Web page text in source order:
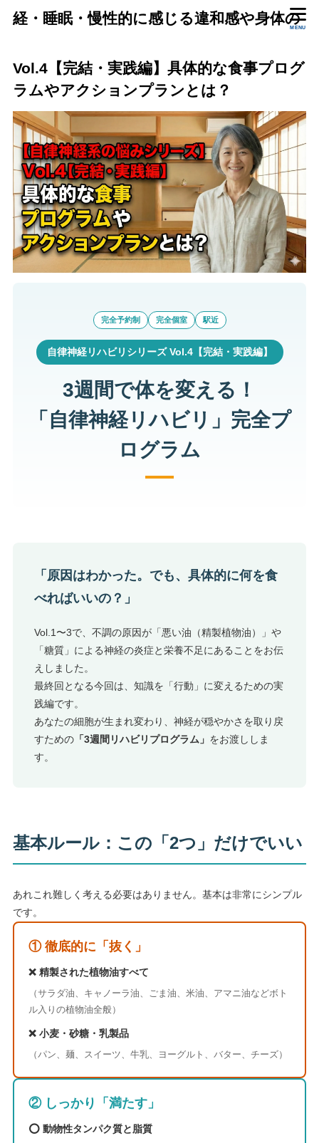
経・睡眠・慢性的に感じる違和感や身体の
MENU
Vol.4【完結・実践編】具体的な食事プログ
ラムやアクションプランとは？
完全予約制 完全個室 駅近
自律神経リハビリシリーズ Vol.4【完結・実践編】
3週間で体を変える！
「自律神経リハビリ」完全プ
ログラム
「原因はわかった。でも、具体的に何を食
べればいいの？」
Vol.1〜3で、不調の原因が「悪い油（精製植物油）」や
「糖質」による神経の炎症と栄養不足にあることをお伝
えしました。
最終回となる今回は、知識を「行動」に変えるための実
践編です。
あなたの細胞が生まれ変わり、神経が穏やかさを取り戻
すための「3週間リハビリプログラム」 をお渡ししま
す。
基本ルール：この「2つ」だけでいい
あれこれ難しく考える必要はありません。基本は非常にシンプル
です。
① 徹底的に「抜く」
❌ 精製された植物油すべて
（サラダ油、キャノーラ油、ごま油、米油、アマニ油などボト
ル入りの植物油全般）
❌ 小麦・砂糖・乳製品
（パン、麺、スイーツ、牛乳、ヨーグルト、バター、チーズ）
② しっかり「満たす」
⭕️ 動物性タンパク質と脂質